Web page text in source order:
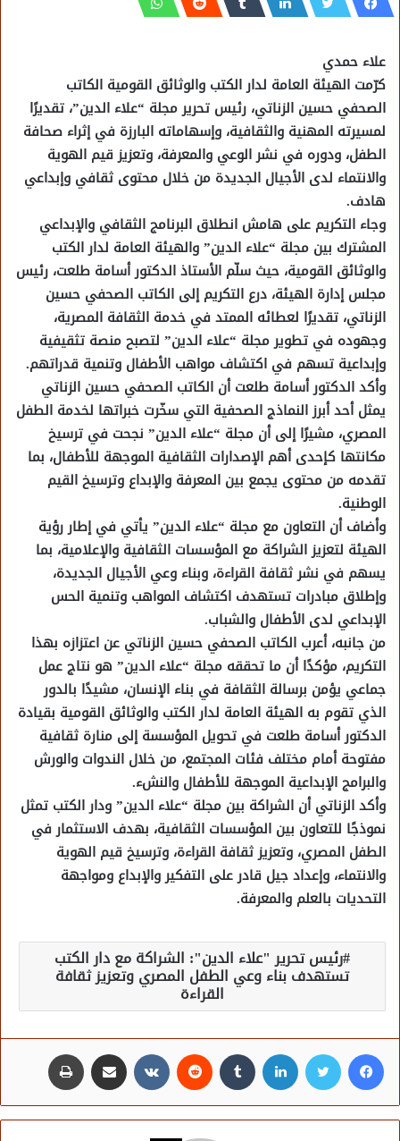
علاء حمدي
كرّمت الهيئة العامة لدار الكتب والوثائق القومية الكاتب
الصحفي حسين الزناتي، رئيس تحرير مجلة “علاء الدين”، تقديرًا
لمسيرته المهنية والثقافية، وإسهاماته البارزة في إثراء صحافة
الطفل، ودوره في نشر الوعي والمعرفة، وتعزيز قيم الهوية
والانتماء لدى الأجيال الجديدة من خلال محتوى ثقافي وإبداعي
هادف.
وجاء التكريم على هامش انطلاق البرنامج الثقافي والإبداعي
المشترك بين مجلة “علاء الدين” والهيئة العامة لدار الكتب
والوثائق القومية، حيث سلّم الأستاذ الدكتور أسامة طلعت، رئيس
مجلس إدارة الهيئة، درع التكريم إلى الكاتب الصحفي حسين
الزناتي، تقديرًا لعطائه الممتد في خدمة الثقافة المصرية،
وجهوده في تطوير مجلة “علاء الدين” لتصبح منصة تثقيفية
وإبداعية تسهم في اكتشاف مواهب الأطفال وتنمية قدراتهم.
وأكد الدكتور أسامة طلعت أن الكاتب الصحفي حسين الزناتي
يمثل أحد أبرز النماذج الصحفية التي سخّرت خبراتها لخدمة الطفل
المصري، مشيرًا إلى أن مجلة “علاء الدين” نجحت في ترسيخ
مكانتها كإحدى أهم الإصدارات الثقافية الموجهة للأطفال، بما
تقدمه من محتوى يجمع بين المعرفة والإبداع وترسيخ القيم
الوطنية.
وأضاف أن التعاون مع مجلة “علاء الدين” يأتي في إطار رؤية
الهيئة لتعزيز الشراكة مع المؤسسات الثقافية والإعلامية، بما
يسهم في نشر ثقافة القراءة، وبناء وعي الأجيال الجديدة،
وإطلاق مبادرات تستهدف اكتشاف المواهب وتنمية الحس
الإبداعي لدى الأطفال والشباب.
من جانبه، أعرب الكاتب الصحفي حسين الزناتي عن اعتزازه بهذا
التكريم، مؤكدًا أن ما تحققه مجلة “علاء الدين” هو نتاج عمل
جماعي يؤمن برسالة الثقافة في بناء الإنسان، مشيدًا بالدور
الذي تقوم به الهيئة العامة لدار الكتب والوثائق القومية بقيادة
الدكتور أسامة طلعت في تحويل المؤسسة إلى منارة ثقافية
مفتوحة أمام مختلف فئات المجتمع، من خلال الندوات والورش
والبرامج الإبداعية الموجهة للأطفال والنشء.
وأكد الزناتي أن الشراكة بين مجلة “علاء الدين” ودار الكتب تمثل
نموذجًا للتعاون بين المؤسسات الثقافية، بهدف الاستثمار في
الطفل المصري، وتعزيز ثقافة القراءة، وترسيخ قيم الهوية
والانتماء، وإعداد جيل قادر على التفكير والإبداع ومواجهة
التحديات بالعلم والمعرفة.
رئيس تحرير "علاء الدين": الشراكة مع دار الكتب
تستهدف بناء وعي الطفل المصري وتعزيز ثقافة
القراءة
فيسبوك تويتر لينكدإن مشاركة عبر البريد